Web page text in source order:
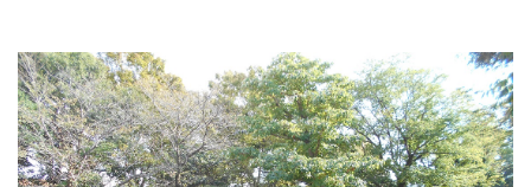
Previous Next
緊急情報